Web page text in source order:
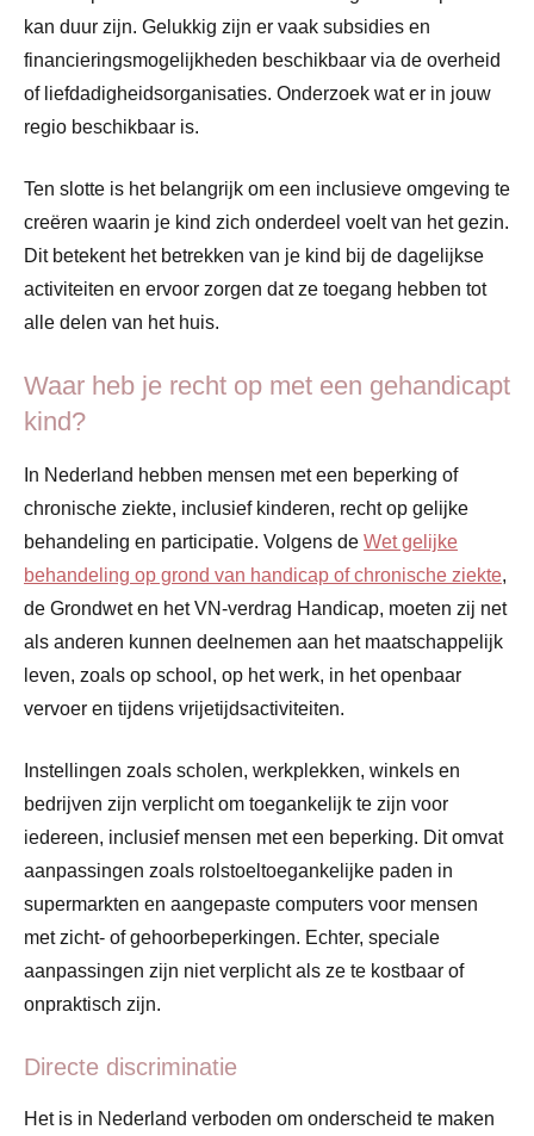
kan duur zijn. Gelukkig zijn er vaak subsidies en
financieringsmogelijkheden beschikbaar via de overheid
of liefdadigheidsorganisaties. Onderzoek wat er in jouw
regio beschikbaar is.
Ten slotte is het belangrijk om een inclusieve omgeving te
creëren waarin je kind zich onderdeel voelt van het gezin.
Dit betekent het betrekken van je kind bij de dagelijkse
activiteiten en ervoor zorgen dat ze toegang hebben tot
alle delen van het huis.
Waar heb je recht op met een gehandicapt
kind?
In Nederland hebben mensen met een beperking of
chronische ziekte, inclusief kinderen, recht op gelijke
behandeling en participatie. Volgens de Wet gelijke
behandeling op grond van handicap of chronische ziekte,
de Grondwet en het VN-verdrag Handicap, moeten zij net
als anderen kunnen deelnemen aan het maatschappelijk
leven, zoals op school, op het werk, in het openbaar
vervoer en tijdens vrijetijdsactiviteiten​​.
Instellingen zoals scholen, werkplekken, winkels en
bedrijven zijn verplicht om toegankelijk te zijn voor
iedereen, inclusief mensen met een beperking. Dit omvat
aanpassingen zoals rolstoeltoegankelijke paden in
supermarkten en aangepaste computers voor mensen
met zicht- of gehoorbeperkingen. Echter, speciale
aanpassingen zijn niet verplicht als ze te kostbaar of
onpraktisch zijn​​.
Directe discriminatie
Het is in Nederland verboden om onderscheid te maken